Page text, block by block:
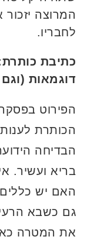
המרוצה
לחבריו.
כתיבת
דוגמאות
הפירוט
הכותרת
הבדיחה
בריא ועשיר.
האם יש כללים
גם כשבא
את המטרה